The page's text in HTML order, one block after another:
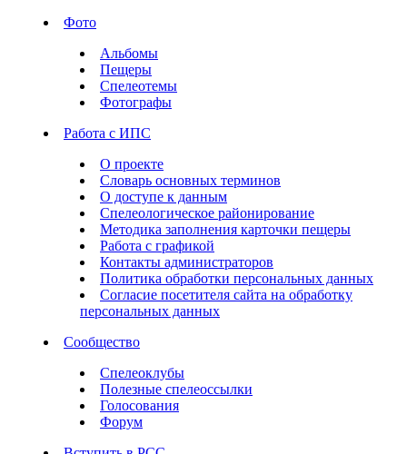
Фото
Альбомы
Пещеры
Спелеотемы
Фотографы
Работа с ИПС
О проекте
Словарь основных терминов
О доступе к данным
Спелеологическое районирование
Методика заполнения карточки пещеры
Работа с графикой
Контакты администраторов
Политика обработки персональных данных
Согласие посетителя сайта на обработку
персональных данных
Сообщество
Спелеоклубы
Полезные спелеоссылки
Голосования
Форум